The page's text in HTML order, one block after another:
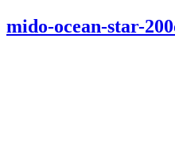
mido-ocean-star-